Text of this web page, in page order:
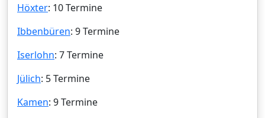
Höxter: 10 Termine
Ibbenbüren: 9 Termine
Iserlohn: 7 Termine
Jülich: 5 Termine
Kamen: 9 Termine